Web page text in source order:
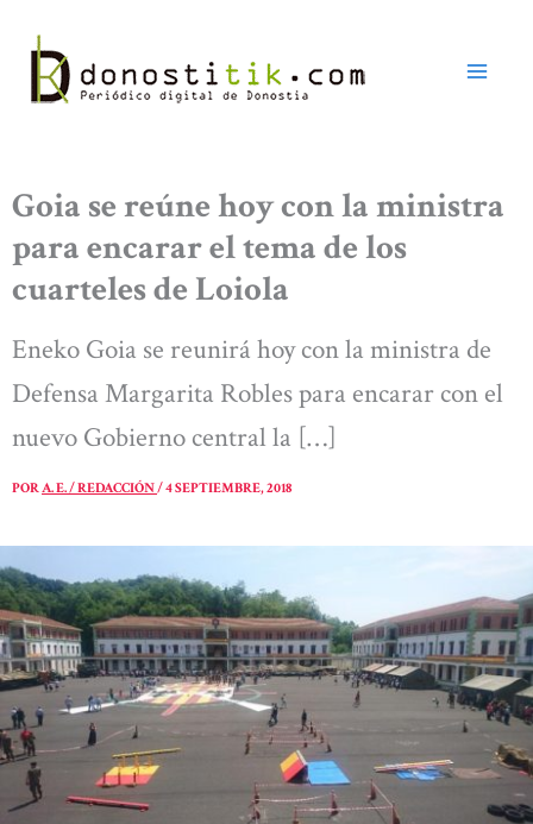
contenido
Goia se reúne hoy con la ministra
para encarar el tema de los
cuarteles de Loiola
Eneko Goia se reunirá hoy con la ministra de
Defensa Margarita Robles para encarar con el
nuevo Gobierno central la […]
PORA. E. / REDACCIÓN/4 SEPTIEMBRE, 2018